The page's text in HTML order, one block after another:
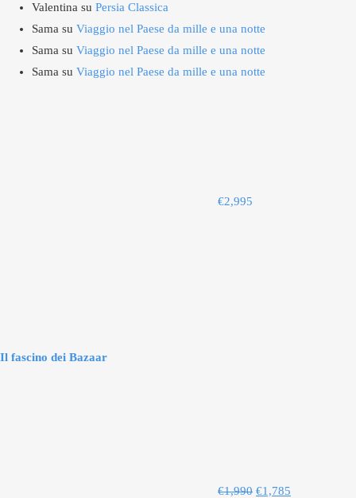
Valentina su Persia Classica
Sama su Viaggio nel Paese da mille e una notte
Sama su Viaggio nel Paese da mille e una notte
Sama su Viaggio nel Paese da mille e una notte
€2,995
Il fascino dei Bazaar
€1,990 €1,785